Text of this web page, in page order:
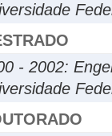
- 2002: